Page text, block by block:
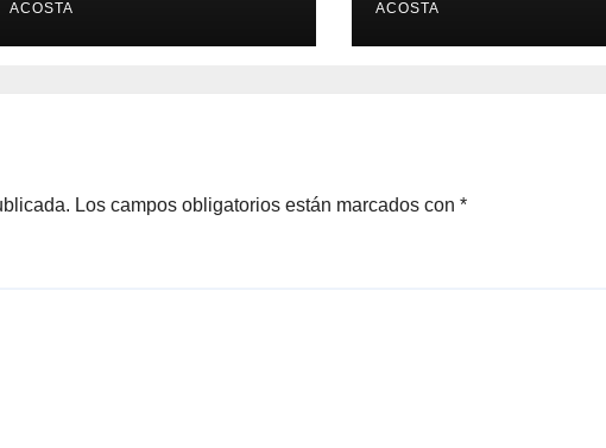
principales
ACOSTA ACOSTA
Los campos obligatorios están marcados con *